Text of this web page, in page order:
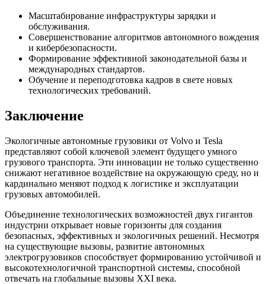
Масштабирование инфраструктуры зарядки и
обслуживания.
Совершенствование алгоритмов автономного вождения
и кибербезопасности.
Формирование эффективной законодательной базы и
международных стандартов.
Обучение и переподготовка кадров в свете новых
технологических требований.
Заключение
Экологичные автономные грузовики от Volvo и Tesla
представляют собой ключевой элемент будущего умного
грузового транспорта. Эти инновации не только существенно
снижают негативное воздействие на окружающую среду, но и
кардинально меняют подход к логистике и эксплуатации
грузовых автомобилей.
Объединение технологических возможностей двух гигантов
индустрии открывает новые горизонты для создания
безопасных, эффективных и экологичных решений. Несмотря
на существующие вызовы, развитие автономных
электрогрузовиков способствует формированию устойчивой и
высокотехнологичной транспортной системы, способной
отвечать на глобальные вызовы XXI века.